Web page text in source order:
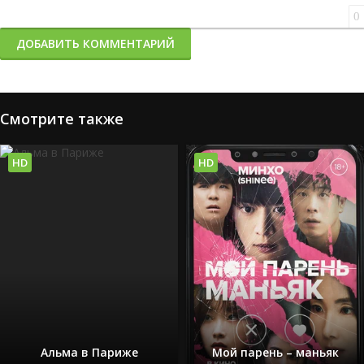
0
ДОБАВИТЬ КОММЕНТАРИЙ
Смотрите также
Альма в Париже
HD
Мой парень – маньяк
HD